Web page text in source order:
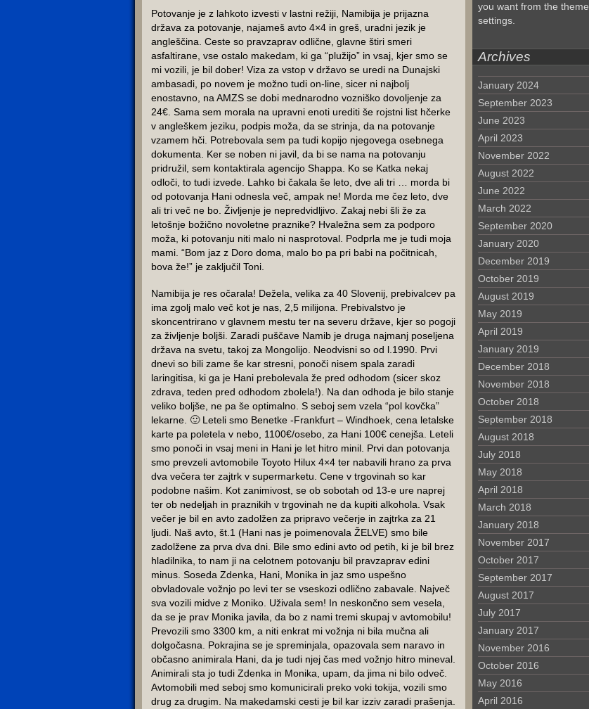
Potovanje je z lahkoto izvesti v lastni režiji, Namibija je prijazna
država za potovanje, najameš avto 4×4 in greš, uradni jezik je
angleščina. Ceste so pravzaprav odlične, glavne štiri smeri
asfaltirane, vse ostalo makedam, ki ga “plužijo” in vsaj, kjer smo se
mi vozili, je bil dober! Viza za vstop v državo se uredi na Dunajski
ambasadi, po novem je možno tudi on-line, sicer ni najbolj
enostavno, na AMZS se dobi mednarodno vozniško dovoljenje za
24€. Sama sem morala na upravni enoti urediti še rojstni list hčerke
v angleškem jeziku, podpis moža, da se strinja, da na potovanje
vzamem hči. Potrebovala sem pa tudi kopijo njegovega osebnega
dokumenta. Ker se noben ni javil, da bi se nama na potovanju
pridružil, sem kontaktirala agencijo Shappa. Ko se Katka nekaj
odloči, to tudi izvede. Lahko bi čakala še leto, dve ali tri … morda bi
od potovanja Hani odnesla več, ampak ne! Morda me čez leto, dve
ali tri več ne bo. Življenje je nepredvidljivo. Zakaj nebi šli že za
letošnje božično novoletne praznike? Hvaležna sem za podporo
moža, ki potovanju niti malo ni nasprotoval. Podprla me je tudi moja
mami. “Bom jaz z Doro doma, malo bo pa pri babi na počitnicah,
bova že!” je zaključil Toni.
Namibija je res očarala! Dežela, velika za 40 Slovenij, prebivalcev pa
ima zgolj malo več kot je nas, 2,5 milijona. Prebivalstvo je
skoncentrirano v glavnem mestu ter na severu države, kjer so pogoji
za življenje boljši. Zaradi puščave Namib je druga najmanj poseljena
država na svetu, takoj za Mongolijo. Neodvisni so od l.1990. Prvi
dnevi so bili zame še kar stresni, ponoči nisem spala zaradi
laringitisa, ki ga je Hani prebolevala že pred odhodom (sicer skoz
zdrava, teden pred odhodom zbolela!). Na dan odhoda je bilo stanje
veliko boljše, ne pa še optimalno. S seboj sem vzela “pol kovčka”
lekarne. 🙂 Leteli smo Benetke -Frankfurt – Windhoek, cena letalske
karte pa poletela v nebo, 1100€/osebo, za Hani 100€ cenejša. Leteli
smo ponoči in vsaj meni in Hani je let hitro minil. Prvi dan potovanja
smo prevzeli avtomobile Toyoto Hilux 4×4 ter nabavili hrano za prva
dva večera ter zajtrk v supermarketu. Cene v trgovinah so kar
podobne našim. Kot zanimivost, se ob sobotah od 13-e ure naprej
ter ob nedeljah in praznikih v trgovinah ne da kupiti alkohola. Vsak
večer je bil en avto zadolžen za pripravo večerje in zajtrka za 21
ljudi. Naš avto, št.1 (Hani nas je poimenovala ŽELVE) smo bile
zadolžene za prva dva dni. Bile smo edini avto od petih, ki je bil brez
hladilnika, to nam ji na celotnem potovanju bil pravzaprav edini
minus. Soseda Zdenka, Hani, Monika in jaz smo uspešno
obvladovale vožnjo po levi ter se vseskozi odlično zabavale. Največ
sva vozili midve z Moniko. Uživala sem! In neskončno sem vesela,
da se je prav Monika javila, da bo z nami tremi skupaj v avtomobilu!
Prevozili smo 3300 km, a niti enkrat mi vožnja ni bila mučna ali
dolgočasna. Pokrajina se je spreminjala, opazovala sem naravo in
občasno animirala Hani, da je tudi njej čas med vožnjo hitro mineval.
Animirali sta jo tudi Zdenka in Monika, upam, da jima ni bilo odveč.
Avtomobili med seboj smo komunicirali preko voki tokija, vozili smo
drug za drugim. Na makedamski cesti je bil kar izziv zaradi prašenja.
you want from the theme
settings.
Archives
January 2024
September 2023
June 2023
April 2023
November 2022
August 2022
June 2022
March 2022
September 2020
January 2020
December 2019
October 2019
August 2019
May 2019
April 2019
January 2019
December 2018
November 2018
October 2018
September 2018
August 2018
July 2018
May 2018
April 2018
March 2018
January 2018
November 2017
October 2017
September 2017
August 2017
July 2017
January 2017
November 2016
October 2016
May 2016
April 2016